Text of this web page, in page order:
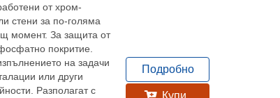
от хром-
стени за по-голяма
момент. За защита от
покритие.
на задачи
или други
Разполагат с
Подробно
Купи